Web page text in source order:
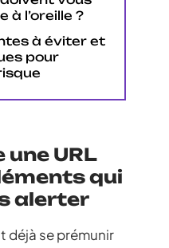
à l’oreille ?
à éviter et
pour
URL
qui
alerter
déjà se prémunir